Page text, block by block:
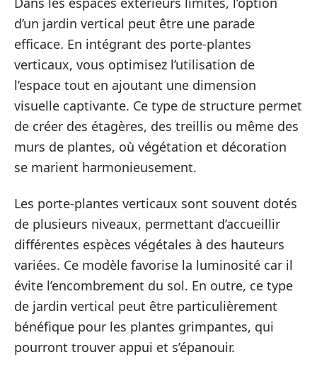
d’un jardin vertical peut être une parade
efficace. En intégrant des porte-plantes
verticaux, vous optimisez l’utilisation de
l’espace tout en ajoutant une dimension
visuelle captivante. Ce type de structure permet
de créer des étagères, des treillis ou même des
murs de plantes, où végétation et décoration
se marient harmonieusement.
Les porte-plantes verticaux sont souvent dotés
de plusieurs niveaux, permettant d’accueillir
différentes espèces végétales à des hauteurs
variées. Ce modèle favorise la luminosité car il
évite l’encombrement du sol. En outre, ce type
de jardin vertical peut être particulièrement
bénéfique pour les plantes grimpantes, qui
pourront trouver appui et s’épanouir.